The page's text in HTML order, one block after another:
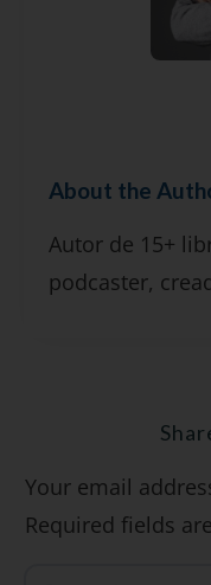
Suscríbete y
gratuitas por
"7 errores
About the
Autor de 15+
podcaster,
Your email
Required fields